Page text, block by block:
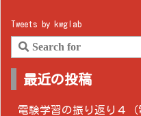
Tweets by kwglab
最近の投稿
電験学習の振り返り４